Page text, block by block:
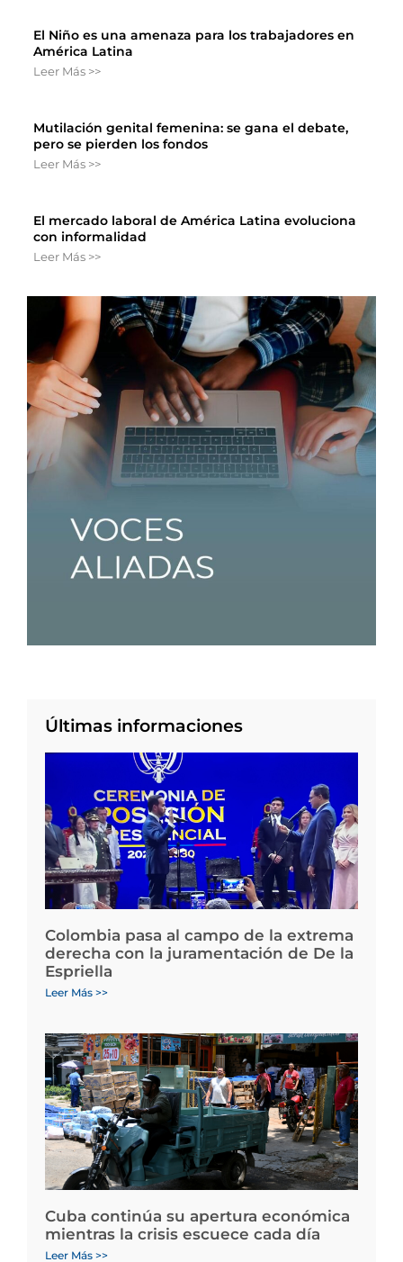
El Niño es una amenaza para los trabajadores en
América Latina
Leer Más >>
Mutilación genital femenina: se gana el debate,
pero se pierden los fondos
Leer Más >>
El mercado laboral de América Latina evoluciona
con informalidad
Leer Más >>
Últimas informaciones
Colombia pasa al campo de la extrema
derecha con la juramentación de De la
Espriella
Leer Más >>
Cuba continúa su apertura económica
mientras la crisis escuece cada día
Leer Más >>